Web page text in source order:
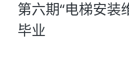
第六期“电梯安装
毕业